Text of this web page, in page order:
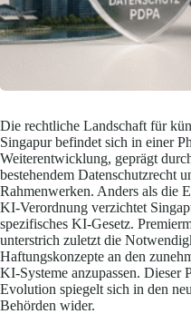
Die rechtliche Landschaft für
Singapur befindet sich in einer
Weiterentwicklung, geprägt
bestehendem Datenschutzrecht
Rahmenwerken. Anders als die
KI-Verordnung verzichtet
spezifisches KI-Gesetz.
unterstrich zuletzt die
Haftungskonzepte an den
KI-Systeme anzupassen. Dieser
Evolution spiegelt sich in den
Behörden wider.